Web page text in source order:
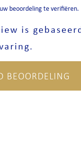
beoordeling te verifiëren.
is
BEOORDELING